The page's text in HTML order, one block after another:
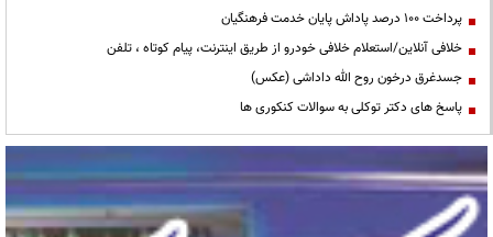
پرداخت ۱۰۰ درصد پاداش پایان خدمت فرهنگیان
خلافی آنلاین/استعلام خلافی خودرو از طریق اینترنت، پیام کوتاه ، تلفن
جسدغرق درخون روح الله داداشی (عکس)
پاسخ های دکتر توکلی به سوالات کنکوری ها